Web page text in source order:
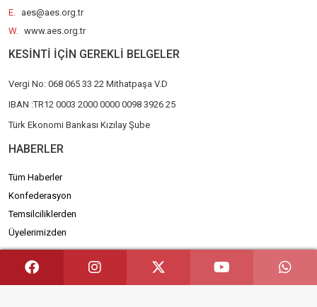
E.
aes@aes.org.tr
W.
www.aes.org.tr
KESİNTİ İÇİN GEREKLİ BELGELER
Vergi No: 068 065 33 22 Mithatpaşa V.D
IBAN :TR12 0003 2000 0000 0098 3926 25
Türk Ekonomi Bankası Kızılay Şube
HABERLER
Tüm Haberler
Konfederasyon
Temsilciliklerden
Üyelerimizden
Hakkımızda